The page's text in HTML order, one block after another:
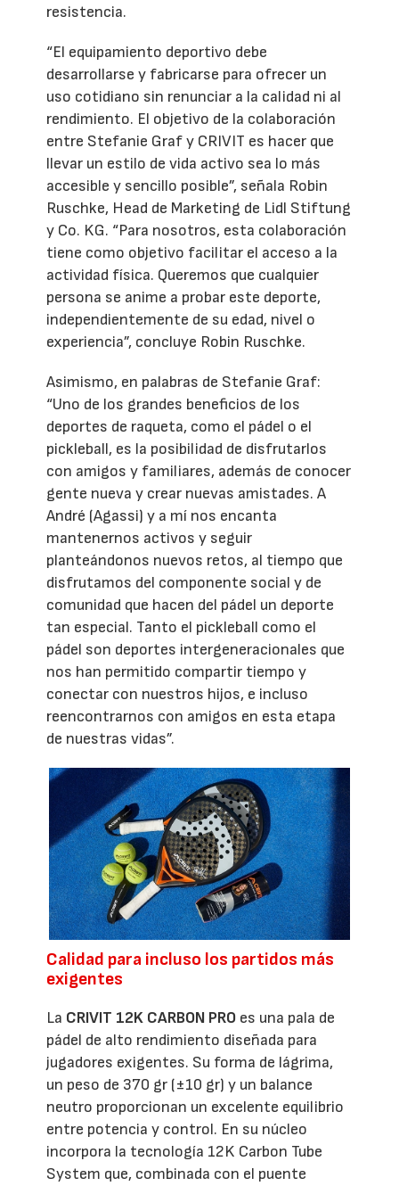
resistencia.
“El equipamiento deportivo debe
desarrollarse y fabricarse para ofrecer un
uso cotidiano sin renunciar a la calidad ni al
rendimiento. El objetivo de la colaboración
entre Stefanie Graf y CRIVIT es hacer que
llevar un estilo de vida activo sea lo más
accesible y sencillo posible”, señala Robin
Ruschke, Head de Marketing de Lidl Stiftung
y Co. KG. “Para nosotros, esta colaboración
tiene como objetivo facilitar el acceso a la
actividad física. Queremos que cualquier
persona se anime a probar este deporte,
independientemente de su edad, nivel o
experiencia”, concluye Robin Ruschke.
Asimismo, en palabras de Stefanie Graf:
“Uno de los grandes beneficios de los
deportes de raqueta, como el pádel o el
pickleball, es la posibilidad de disfrutarlos
con amigos y familiares, además de conocer
gente nueva y crear nuevas amistades. A
André (Agassi) y a mí nos encanta
mantenernos activos y seguir
planteándonos nuevos retos, al tiempo que
disfrutamos del componente social y de
comunidad que hacen del pádel un deporte
tan especial. Tanto el pickleball como el
pádel son deportes intergeneracionales que
nos han permitido compartir tiempo y
conectar con nuestros hijos, e incluso
reencontrarnos con amigos en esta etapa
de nuestras vidas”.
Calidad para incluso los partidos más
exigentes
La CRIVIT 12K CARBON PRO es una pala de
pádel de alto rendimiento diseñada para
jugadores exigentes. Su forma de lágrima,
un peso de 370 gr (±10 gr) y un balance
neutro proporcionan un excelente equilibrio
entre potencia y control. En su núcleo
incorpora la tecnología 12K Carbon Tube
System que, combinada con el puente